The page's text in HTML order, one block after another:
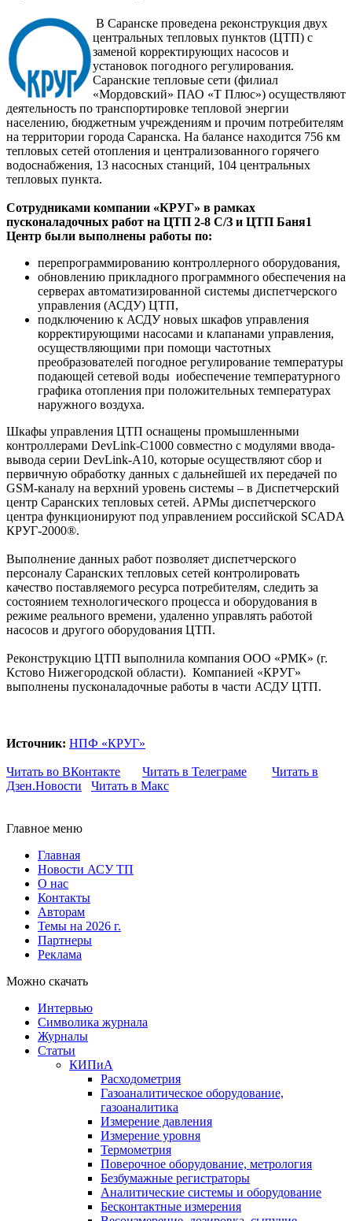
В Саранске проведена реконструкция двух
центральных тепловых пунктов (ЦТП) с
заменой корректирующих насосов и
установок погодного регулирования.
Саранские тепловые сети (филиал
«Мордовский» ПАО «Т Плюс») осуществляют
деятельность по транспортировке тепловой энергии
населению, бюджетным учреждениям и прочим потребителям
на территории города Саранска. На балансе находится 756 км
тепловых сетей отопления и централизованного горячего
водоснабжения, 13 насосных станций, 104 центральных
тепловых пункта.
Сотрудниками компании «КРУГ» в рамках
пусконаладочных работ на ЦТП 2-8 С/З и ЦТП Баня1
Центр были выполнены работы по:
перепрограммированию контроллерного оборудования,
обновлению прикладного программного обеспечения на
серверах автоматизированной системы диспетчерского
управления (АСДУ) ЦТП,
подключению к АСДУ новых шкафов управления
корректирующими насосами и клапанами управления,
осуществляющими при помощи частотных
преобразователей погодное регулирование температуры
подающей сетевой воды иобеспечение температурного
графика отопления при положительных температурах
наружного воздуха.
Шкафы управления ЦТП оснащены промышленными
контроллерами DevLink-C1000 совместно с модулями ввода-
вывода серии DevLink-A10, которые осуществляют сбор и
первичную обработку данных с дальнейшей их передачей по
GSM-каналу на верхний уровень системы – в Диспетчерский
центр Саранских тепловых сетей. АРМы диспетчерского
центра функционируют под управлением российской SCADA
КРУГ-2000®.
Выполнение данных работ позволяет диспетчерского
персоналу Саранских тепловых сетей контролировать
качество поставляемого ресурса потребителям, следить за
состоянием технологического процесса и оборудования в
режиме реального времени, удаленно управлять работой
насосов и другого оборудования ЦТП.
Реконструкцию ЦТП выполнила компания ООО «РМК» (г.
Кстово Нижегородской области). Компанией «КРУГ»
выполнены пусконаладочные работы в части АСДУ ЦТП.
Источник: НПФ «КРУГ»
Читать во ВКонтакте Читать в Телеграме
Читать в
Дзен.Новости
Читать в Макс
Главное меню
Главная
Новости АСУ ТП
О нас
Контакты
Авторам
Темы на 2026 г.
Партнеры
Реклама
Можно скачать
Интервью
Символика журнала
Журналы
Статьи
КИПиА
Расходометрия
Газоаналитическое оборудование,
газоаналитика
Измерение давления
Измерение уровня
Термометрия
Поверочное оборудование, метрология
Безбумажные регистраторы
Аналитические системы и оборудование
Бесконтактные измерения